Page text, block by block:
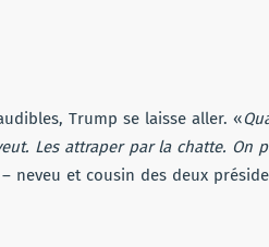
Trump se laisse aller. «
Les attraper par la chatte. On
neveu et cousin des deux